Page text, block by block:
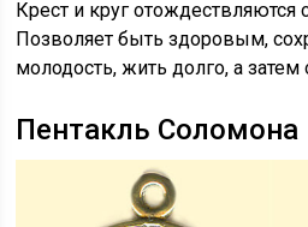
Крест и круг
Позволяет быть здоровым,
молодость, жить долго, а затем
Пентакль Соломона